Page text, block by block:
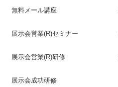
無料メール講座
展示会営業(R)セミナー
展示会営業(R)研修
展示会成功研修